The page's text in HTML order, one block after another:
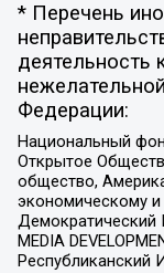
* Перечень
деятельность
Федерации:
Национальный
Открытое
общество,
экономическому
Демократический
MEDIA
Республиканский